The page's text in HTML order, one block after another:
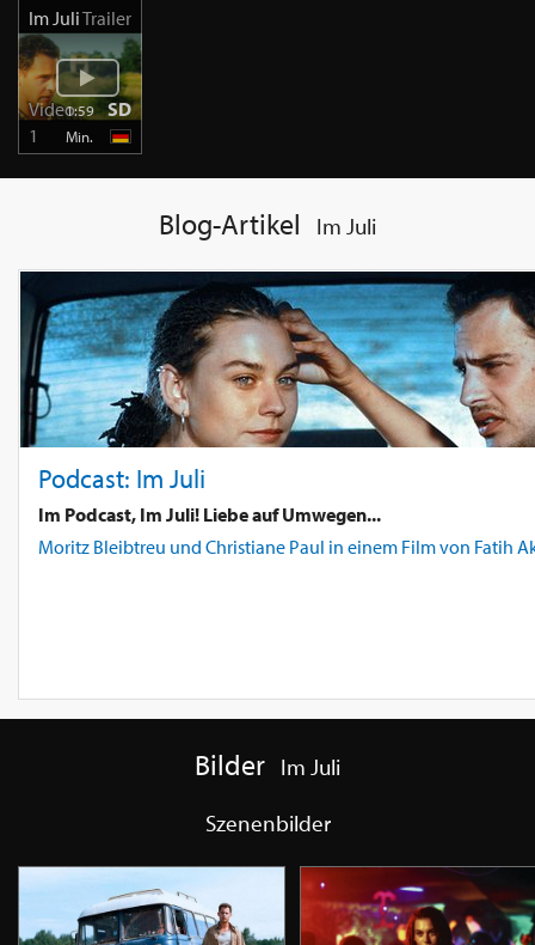
Im JuliTrailer
Video
1
1:59
Min.
SD
Blog-Artikel Im Juli
Podcast: Im Juli
Im Podcast, Im Juli! Liebe auf Umwegen...
Moritz Bleibtreu und Christiane Paul in einem Film von Fatih
Bilder Im Juli
Szenenbilder